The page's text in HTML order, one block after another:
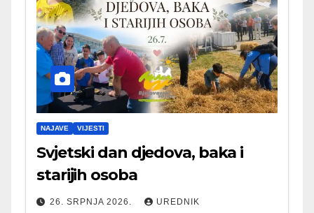
NAJAVE VIJESTI
Svjetski dan djedova, baka i
starijih osoba
26. SRPNJA 2026. UREDNIK